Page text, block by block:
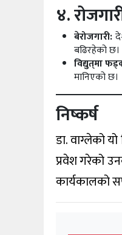
४.
बेरोजगारी:
बढिरहेको छ।
विद्युत्‌मा
मानिएको छ।
निष्कर्ष
डा. वाग्लेको
प्रवेश गरेको
कार्यकालको